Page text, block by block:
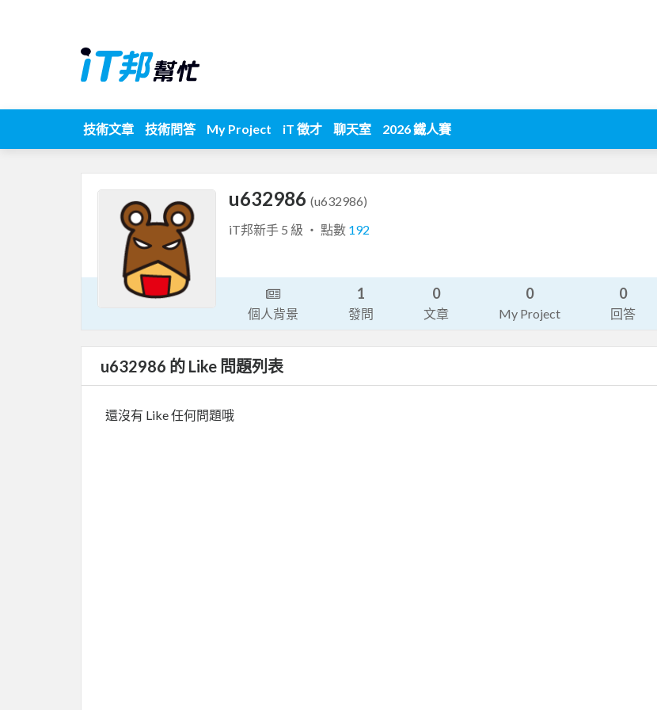
技術文章 技術問答 My Project iT 徵才 聊天室 2026 鐵人賽
u632986 (u632986)
iT邦新手 5 級 ‧ 點數 192
個人背景
1
發問
0
文章
0
My Project
0
回答
u632986 的 Like 問題列表
還沒有 Like 任何問題哦